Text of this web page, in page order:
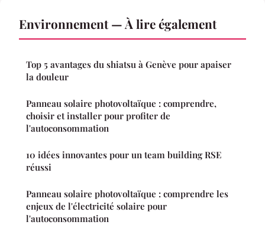
Environnement — À lire également
Top 5 avantages du shiatsu à Genève pour apaiser
la douleur
Panneau solaire photovoltaïque : comprendre,
choisir et installer pour profiter de
l'autoconsommation
10 idées innovantes pour un team building RSE
réussi
Panneau solaire photovoltaïque : comprendre les
enjeux de l'électricité solaire pour
l'autoconsommation